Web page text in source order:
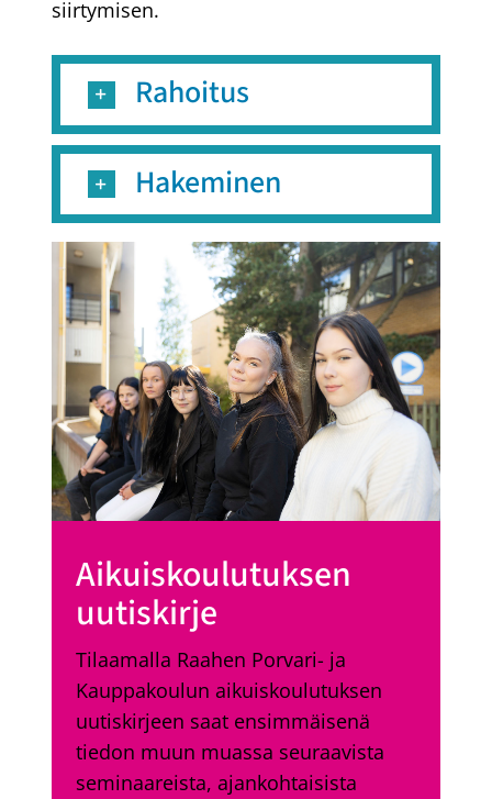
siirtymisen.
Rahoitus
Hakeminen
Aikuiskoulutuksen
uutiskirje
Tilaamalla Raahen Porvari- ja
Kauppakoulun aikuiskoulutuksen
uutiskirjeen saat ensimmäisenä
tiedon muun muassa seuraavista
seminaareista, ajankohtaisista